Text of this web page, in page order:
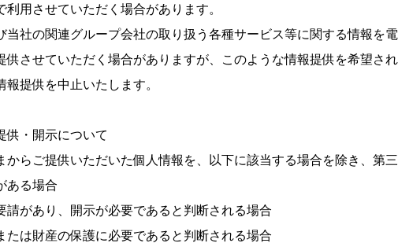
利用させていただく場合があります。
当社の関連グループ会社の取り扱う各種サービス等に関する情報を
供させていただく場合がありますが、このような情報提供を希望さ
報提供を中止いたします。
供・開示について
からご提供いただいた個人情報を、以下に該当する場合を除き、第
ある場合
請があり、開示が必要であると判断される場合
たは財産の保護に必要であると判断される場合